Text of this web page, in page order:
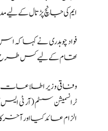
ایم کی جانچ پڑتال کے لیے
فواد چوہدری نے کہا
تھام کے لیے کس طرح
وفاقی وزیر اطلاعات نے
ٹرانسمیشن سسٹم (آر ٹی
الزام عائد کیا اور آخر